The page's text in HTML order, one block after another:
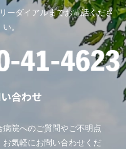
ーダイアルまでお電話くださ
い。
合わせ
病院へのご質問やご不明点
お気軽にお問い合わせくだ